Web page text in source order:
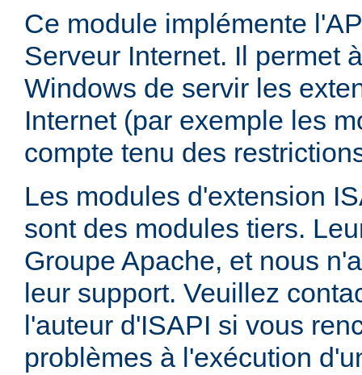
Ce module implémente
Serveur Internet. Il permet
Windows de servir les
Internet (par exemple les
compte tenu des
Les modules d'extension
sont des modules tiers.
Groupe Apache, et nous
leur support. Veuillez
l'auteur d'ISAPI si vous
problèmes à l'exécution